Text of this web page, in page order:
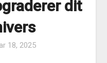
dit
18, 2025